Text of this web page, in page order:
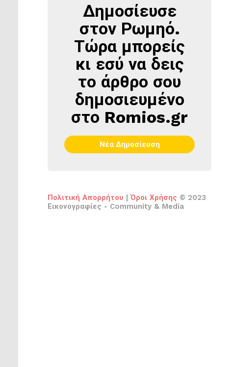
ΔΗΜΟΣΊΕΥΣΕ
ΣΤΟΝ
ΡΩΜΗΌ
Δημοσίευσε
στον Ρωμηό.
Τώρα μπορείς
κι εσύ να δεις
το άρθρο σου
δημοσιευμένο
στο Romios.gr
Νέα Δημοσίευση
Πολιτική Απορρήτου | Όροι Χρήσης © 2023
Εικονογραφίες - Community & Media